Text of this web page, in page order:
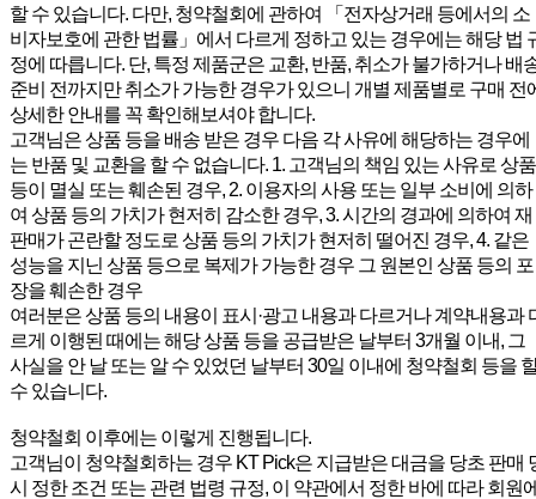
할 수 있습니다. 다만, 청약철회에 관하여 「전자상거래 등에서의 소
비자보호에 관한 법률」에서 다르게 정하고 있는 경우에는 해당 법
정에 따릅니다. 단, 특정 제품군은 교환, 반품, 취소가 불가하거나 배
준비 전까지만 취소가 가능한 경우가 있으니 개별 제품별로 구매 전
상세한 안내를 꼭 확인해보셔야 합니다.
고객님은 상품 등을 배송 받은 경우 다음 각 사유에 해당하는 경우에
는 반품 및 교환을 할 수 없습니다. 1. 고객님의 책임 있는 사유로 상품
등이 멸실 또는 훼손된 경우, 2. 이용자의 사용 또는 일부 소비에 의하
여 상품 등의 가치가 현저히 감소한 경우, 3. 시간의 경과에 의하여 재
판매가 곤란할 정도로 상품 등의 가치가 현저히 떨어진 경우, 4. 같은
성능을 지닌 상품 등으로 복제가 가능한 경우 그 원본인 상품 등의 포
장을 훼손한 경우
여러분은 상품 등의 내용이 표시·광고 내용과 다르거나 계약내용과
르게 이행된 때에는 해당 상품 등을 공급받은 날부터 3개월 이내, 그
사실을 안 날 또는 알 수 있었던 날부터 30일 이내에 청약철회 등을
수 있습니다.
청약철회 이후에는 이렇게 진행됩니다.
고객님이 청약철회하는 경우 KT Pick은 지급받은 대금을 당초 판매
시 정한 조건 또는 관련 법령 규정, 이 약관에서 정한 바에 따라 회원